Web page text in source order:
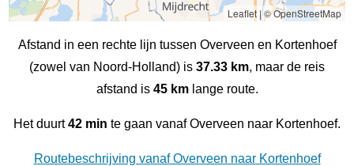
Leaflet|© OpenStreetMap
Afstand in een rechte lijn tussen Overveen en Kortenhoef
(zowel van Noord-Holland) is 37.33 km, maar de reis
afstand is 45 kmlange route.
Het duurt42 min te gaan vanaf Overveen naar Kortenhoef.
Routebeschrijving vanaf Overveen naar Kortenhoef